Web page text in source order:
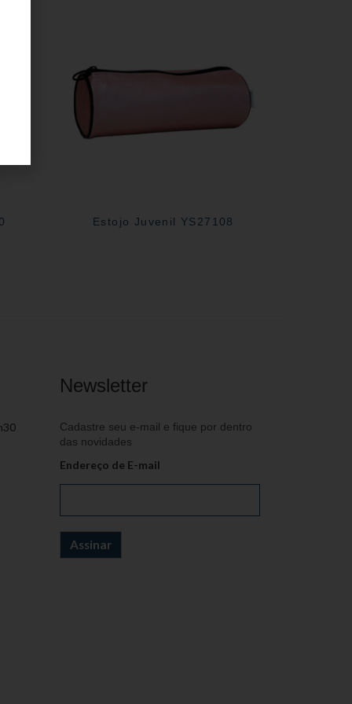
Estojo Juvenil YS27108
Newsletter
Cadastre seu e-mail e fique por dentro
das novidades
Endereço de E-mail